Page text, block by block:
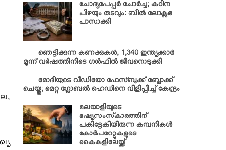
ചോദ്യപേപ്പര്‍ ചോര്‍ച്ച; കഠിന
പിഴയും തടവും: ബില്‍ ലോക്സഭ
പാസാക്കി
ഞെട്ടിക്കുന്ന കണക്കുകള്‍; 1,340 ഇന്ത്യക്കാര്‍
മൂന്ന് വര്‍ഷത്തിനിടെ ഗള്‍ഫില്‍ ജീവനൊടുക്കി
മോദിയുടെ വീഡിയോ ഫേസ്ബുക്ക് ബ്ലോക്ക്
ചെയ്തു; മെറ്റ ഗ്ലോബല്‍ ഹെഡിനെ വിളിപ്പിച്ച് കേന്ദ്രം
മലയാളിയുടെ
ഭഷ്യസംസ്‌കാരത്തിന്
പകിട്ടേകിയിരുന്ന കമ്പനികള്‍
കോര്‍പറേറ്റുകളുടെ
കൈകളിലേയ്ക്ക്